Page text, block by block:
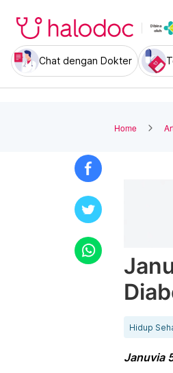
Chat dengan Dokter
Home
Hidup
Januvia